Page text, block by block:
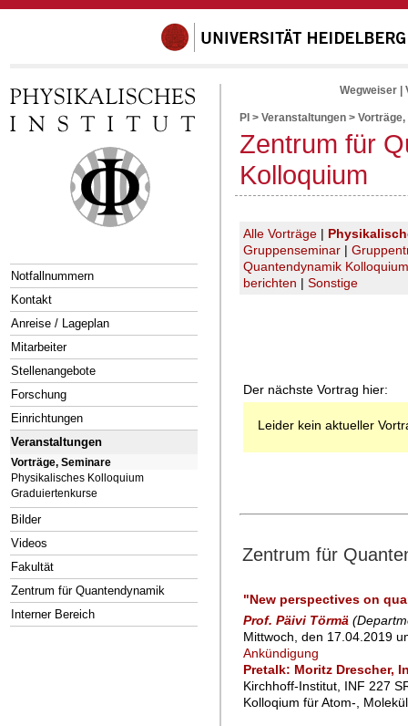
Notfallnummern
Kontakt
Anreise / Lageplan
Mitarbeiter
Stellenangebote
Forschung
Einrichtungen
Veranstaltungen
Vorträge, Seminare
Physikalisches Kolloquium
Graduiertenkurse
Bilder
Videos
Fakultät
Zentrum für Quantendynamik
Interner Bereich
Wegweiser
PI > Veranstaltungen > Vorträge,
Zentrum für
Kolloquium
Alle Vorträge |
Gruppenseminar |
Quantendynamik Kolloquium
berichten | Sonstige
Der nächste Vortrag hier:
Leider kein aktueller
Zentrum für
"New perspectives on
Prof. Päivi Törmä
Mittwoch, den 17.04.2019
Ankündigung
Pretalk: Moritz Drescher,
Kirchhoff-Institut, INF 227
Kolloqium für Atom-,